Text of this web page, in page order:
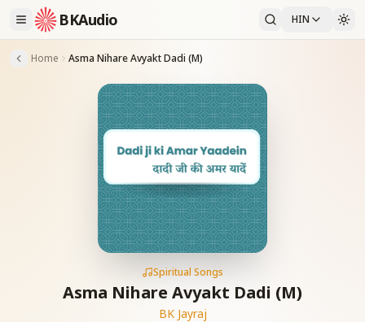
BKAudio HIN
Home Asma Nihare Avyakt Dadi (M)
Spiritual Songs
Asma Nihare Avyakt Dadi (M)
BK Jayraj